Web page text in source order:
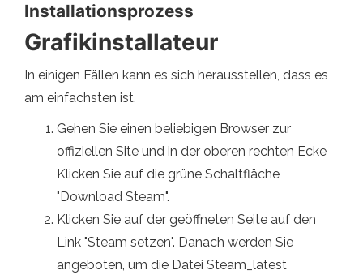
Installationsprozess
Grafikinstallateur
In einigen Fällen kann es sich herausstellen, dass es
am einfachsten ist.
Gehen Sie einen beliebigen Browser zur
offiziellen Site und in der oberen rechten Ecke
Klicken Sie auf die grüne Schaltfläche
"Download Steam".
Klicken Sie auf der geöffneten Seite auf den
Link "Steam setzen". Danach werden Sie
angeboten, um die Datei Steam_latest